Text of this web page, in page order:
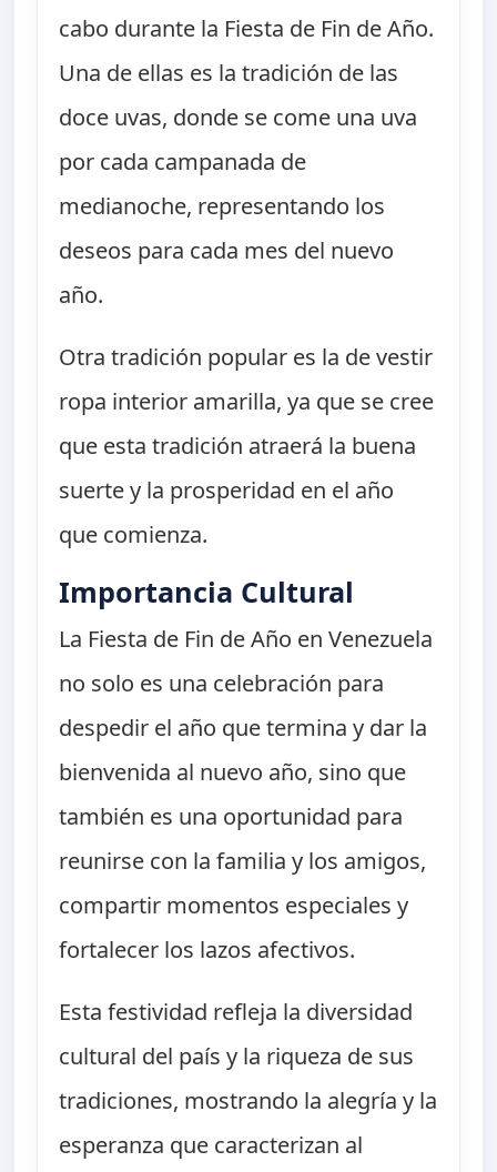
cabo durante la Fiesta de Fin de Año.
Una de ellas es la tradición de las
doce uvas, donde se come una uva
por cada campanada de
medianoche, representando los
deseos para cada mes del nuevo
año.
Otra tradición popular es la de vestir
ropa interior amarilla, ya que se cree
que esta tradición atraerá la buena
suerte y la prosperidad en el año
que comienza.
Importancia Cultural
La Fiesta de Fin de Año en Venezuela
no solo es una celebración para
despedir el año que termina y dar la
bienvenida al nuevo año, sino que
también es una oportunidad para
reunirse con la familia y los amigos,
compartir momentos especiales y
fortalecer los lazos afectivos.
Esta festividad refleja la diversidad
cultural del país y la riqueza de sus
tradiciones, mostrando la alegría y la
esperanza que caracterizan al